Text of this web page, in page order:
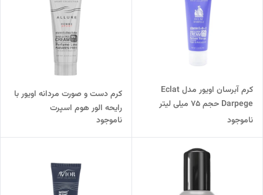
کرم آبرسان اویور مدل Eclat
Darpege حجم 75 میلی لیتر
ناموجود
کرم دست و صورت مردانه اویور با
رایحه الور هوم اسپرت
ناموجود